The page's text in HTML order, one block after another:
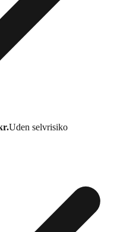
Uden selvrisiko